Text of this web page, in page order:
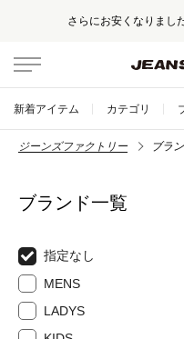
さらにお安くなりまし
新着アイテム カテゴリ
ジーンズファクトリー ブラ
ブランド一覧
指定なし
MENS
LADYS